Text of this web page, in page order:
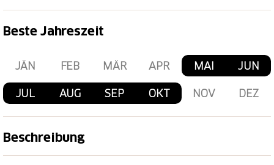
Beste Jahreszeit
JÄN FEB MÄR APR MAI JUN
JUL AUG SEP OKT NOV DEZ
Beschreibung